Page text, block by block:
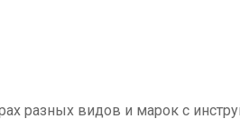
разных видов и марок с